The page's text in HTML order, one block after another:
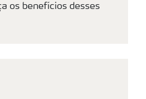
os benefícios desses